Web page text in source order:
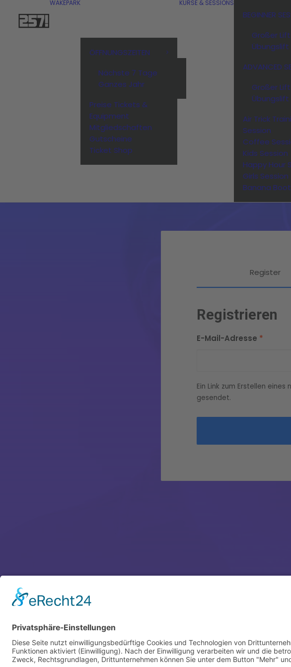
WAKEPARK
ÖFFNUNGSZEITEN
Nächste 7 Tage
Ganzes Jahr
Preise Tickets &
Equipment
Mitgliedschaften
Gutscheine
Ticket Shop
KURSE & SESSIONS
BEGINNER
Großer Lift
Übungslift
ADVANCED
Großer Lift
Übungslift
Air Trick
Session
Coffee
Kids Session
Happy Hour
Girls Session
Banana
Register
Registrieren
E-Mail-Adresse *
Ein Link zum Erstellen
gesendet.